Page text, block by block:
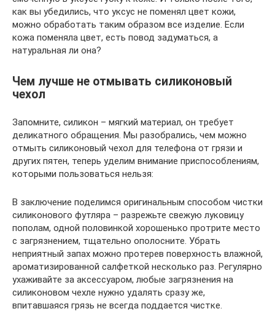
как вы убедились, что уксус не поменял цвет кожи,
можно обработать таким образом все изделие. Если
кожа поменяла цвет, есть повод задуматься, а
натуральная ли она?
Чем лучше не отмывать силиконовый
чехол
Запомните, силикон – мягкий материал, он требует
деликатного обращения. Мы разобрались, чем можно
отмыть силиконовый чехол для телефона от грязи и
других пятен, теперь уделим внимание приспособлениям,
которыми пользоваться нельзя:
В заключение поделимся оригинальным способом чистки
силиконового футляра – разрежьте свежую луковицу
пополам, одной половинкой хорошенько протрите место
с загрязнением, тщательно ополосните. Убрать
неприятный запах можно протерев поверхность влажной,
ароматизированной салфеткой несколько раз. Регулярно
ухаживайте за аксессуаром, любые загрязнения на
силиконовом чехле нужно удалять сразу же,
впитавшаяся грязь не всегда поддается чистке.